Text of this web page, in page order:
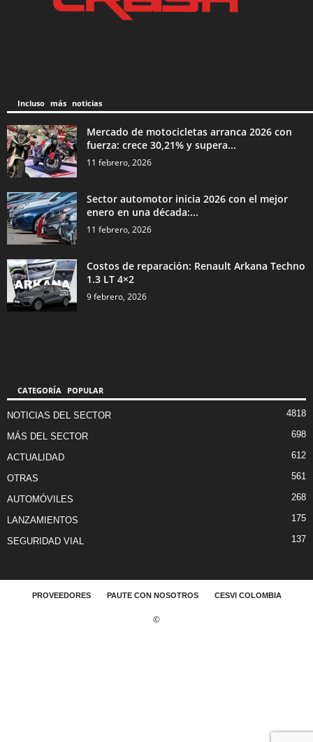
Incluso más noticias
Mercado de motocicletas arranca 2026 con
fuerza: crece 30,21% y supera...
11 febrero, 2026
Sector automotor inicia 2026 con el mejor
enero en una década:...
11 febrero, 2026
Costos de reparación: Renault Arkana Techno
1.3 LT 4×2
9 febrero, 2026
CATEGORÍA POPULAR
NOTICIAS DEL SECTOR 4818
MÁS DEL SECTOR 698
ACTUALIDAD 612
OTRAS 561
AUTOMÓVILES 268
LANZAMIENTOS 175
SEGURIDAD VIAL 137
PROVEEDORES PAUTE CON NOSOTROS CESVI COLOMBIA
©